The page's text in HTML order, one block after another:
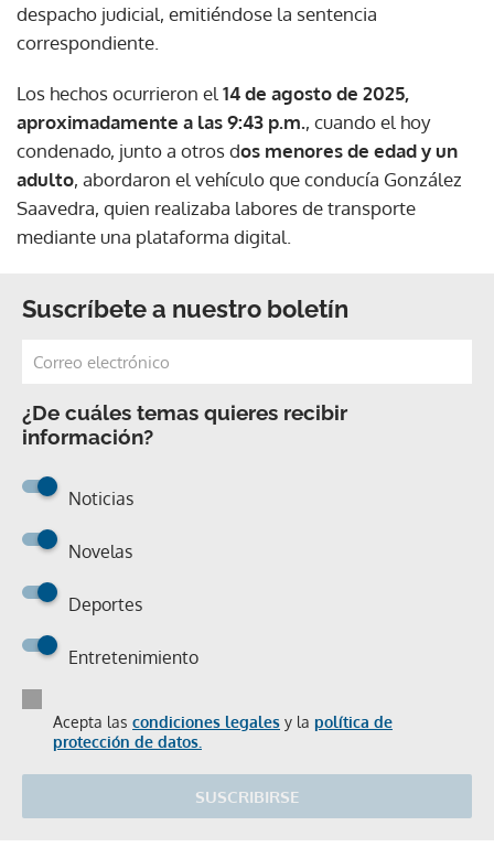
despacho judicial, emitiéndose la sentencia
correspondiente.
Los hechos ocurrieron el 14 de agosto de 2025,
aproximadamente a las 9:43 p.m., cuando el hoy
condenado, junto a otros dos menores de edad y un
adulto, abordaron el vehículo que conducía González
Saavedra, quien realizaba labores de transporte
mediante una plataforma digital.
Suscríbete a nuestro boletín
¿De cuáles temas quieres recibir
información?
Noticias
Novelas
Deportes
Entretenimiento
Acepta las condiciones legales y la política de
protección de datos.
SUSCRIBIRSE